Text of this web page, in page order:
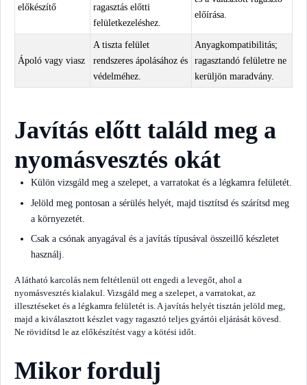
előkészítő
ragasztás előtti
felületkezeléshez.
előírása.
Ápoló vagy viasz
A tiszta felület
rendszeres ápolásához és
védelméhez.
Anyagkompatibilitás;
ragasztandó felületre ne
kerüljön maradvány.
Javítás előtt találd meg a
nyomásvesztés okát
Külön vizsgáld meg a szelepet, a varratokat és a légkamra felületét.
Jelöld meg pontosan a sérülés helyét, majd tisztítsd és szárítsd meg
a környezetét.
Csak a csónak anyagával és a javítás típusával összeillő készletet
használj.
A látható karcolás nem feltétlenül ott engedi a levegőt, ahol a
nyomásvesztés kialakul. Vizsgáld meg a szelepet, a varratokat, az
illesztéseket és a légkamra felületét is. A javítás helyét tisztán jelöld meg,
majd a kiválasztott készlet vagy ragasztó teljes gyártói eljárását kövesd.
Ne rövidítsd le az előkészítést vagy a kötési időt.
Mikor fordulj